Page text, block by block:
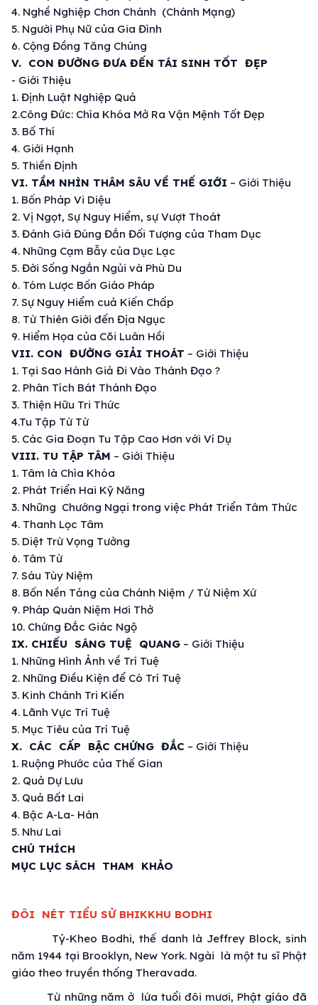
4. Nghề Nghiệp Chơn Chánh (Chánh Mạng)
5. Người Phụ Nữ của Gia Đình
6. Cộng Đồng Tăng Chúng
V. CON ĐƯỜNG ĐƯA ĐẾN TÁI SINH TỐT ĐẸP
- Giới Thiệu
1. Định Luật Nghiệp Quả
2.Công Đức: Chìa Khóa Mở Ra Vận Mệnh Tốt Đẹp
3. Bố Thí
4. Giới Hạnh
5. Thiền Định
VI. TẦM NHÌN THÂM SÂU VỀ THẾ GIỚI – Giới Thiệu
1. Bốn Pháp Vi Diệu
2. Vị Ngọt, Sự Nguy Hiểm, sự Vượt Thoát
3. Đánh Giá Đúng Đắn Đối Tượng của Tham Dục
4. Những Cạm Bẫy của Dục Lạc
5. Đời Sống Ngắn Ngủi và Phù Du
6. Tóm Lược Bốn Giáo Pháp
7. Sự Nguy Hiểm cuả Kiến Chấp
8. Từ Thiên Giới đến Địa Ngục
9. Hiểm Họa của Cõi Luân Hồi
VII. CON ĐƯỜNG GIẢI THOÁT – Giới Thiệu
1. Tại Sao Hành Giả Đi Vào Thánh Đạo ?
2. Phân Tích Bát Thánh Đạo
3. Thiện Hữu Tri Thức
4.Tu Tập Từ Từ
5. Các Gia Đoạn Tu Tập Cao Hơn với Ví Dụ
VIII. TU TẬP TÂM – Giới Thiệu
1. Tâm là Chìa Khóa
2. Phát Triển Hai Kỹ Năng
3. Những Chướng Ngại trong việc Phát Triển Tâm Thức
4. Thanh Lọc Tâm
5. Diệt Trừ Vọng Tưởng
6. Tâm Từ
7. Sáu Tùy Niệm
8. Bốn Nền Tảng của Chánh Niệm / Tứ Niệm Xứ
9. Pháp Quán Niệm Hơi Thở
10. Chứng Đắc Giác Ngộ
IX. CHIẾU SÁNG TUỆ QUANG – Giới Thiệu
1. Những Hình Ảnh về Trí Tuệ
2. Những Điều Kiện để Có Trí Tuệ
3. Kinh Chánh Tri Kiến
4. Lãnh Vực Trí Tuệ
5. Mục Tiêu của Trí Tuệ
X. CÁC CẤP BẬC CHỨNG ĐẮC – Giới Thiệu
1. Ruộng Phước của Thế Gian
2. Quả Dự Lưu
3. Quả Bất Lai
4. Bậc A-La- Hán
5. Như Lai
CHÚ THÍCH
MỤC LỤC SÁCH THAM KHẢO
ĐÔI NÉT TIỂU SỬ BHIKKHU BODHI
Tỷ-Kheo Bodhi, thế danh là Jeffrey Block, sinh
năm 1944 tại Brooklyn, New York. Ngài là mộttu sĩ Phật
giáo theo truyền thống Theravada.
Từ những năm ở lứa tuổi đôi mươi, Phật gíáo đã